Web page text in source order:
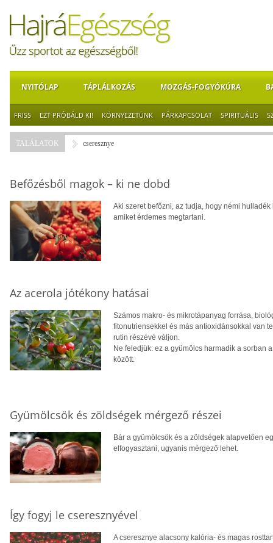
NYITÓLAP TÁPLÁLKOZÁS MOZGÁS-FOGYÓKÚRA
FRISS EZT PRÓBÁLD KI! KÖRNYEZETÜNK PÁRKAPCSOLAT SPIRITUÁLIS
TALÁLATOK cseresznye
Befőzésből magok – ki ne dobd
Aki szeret befőzni, az tudja, hogy némi
amiket érdemes megtartani.
Az acerola jótékony hatásai
Számos makro- és mikrotápanyag forrása,
fitonutriensekkel és más antioxidánsokkal van
rutin részévé váljon.
Ne feledjük: ez a gyümölcs harmadik a sorban
között.
Gyümölcsök és zöldségek mérgező részei
Bár a gyümölcsök és a zöldségek alapvetően
elfogyasztani, ugyanis mérgező lehet.
Így fogyj le cseresznyével
A cseresznye alacsony kalória- és magas